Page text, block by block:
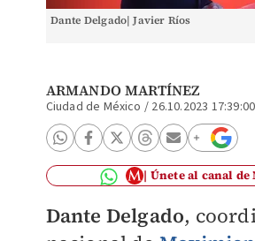
Dante Delgado| Javier Ríos
ARMANDO MARTÍNEZ
Ciudad de México / 26.10.2023 17:39:00
Únete al canal
Dante Delgado,